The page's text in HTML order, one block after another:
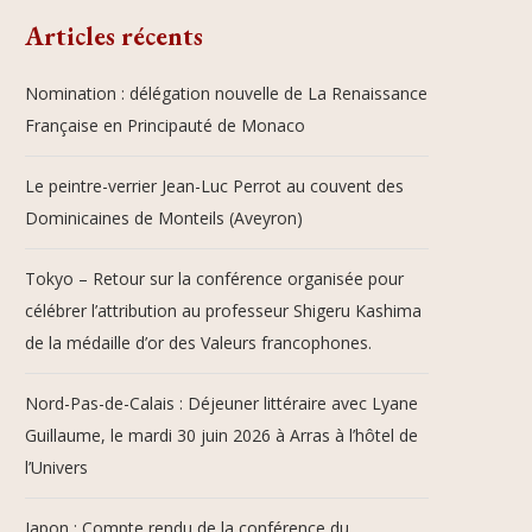
Articles récents
Nomination : délégation nouvelle de La Renaissance
Française en Principauté de Monaco
Le peintre-verrier Jean-Luc Perrot au couvent des
Dominicaines de Monteils (Aveyron)
Tokyo – Retour sur la conférence organisée pour
célébrer l’attribution au professeur Shigeru Kashima
de la médaille d’or des Valeurs francophones.
Nord-Pas-de-Calais : Déjeuner littéraire avec Lyane
Guillaume, le mardi 30 juin 2026 à Arras à l’hôtel de
l’Univers